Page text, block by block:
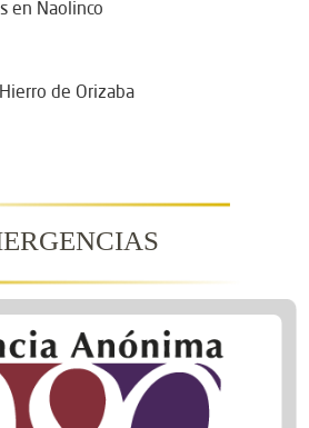
en Naolinco
de Orizaba